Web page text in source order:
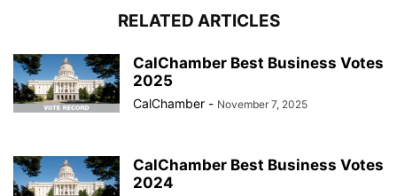
RELATED ARTICLES
CalChamber Best Business Votes
2025
CalChamber - November 7, 2025
CalChamber Best Business Votes
2024